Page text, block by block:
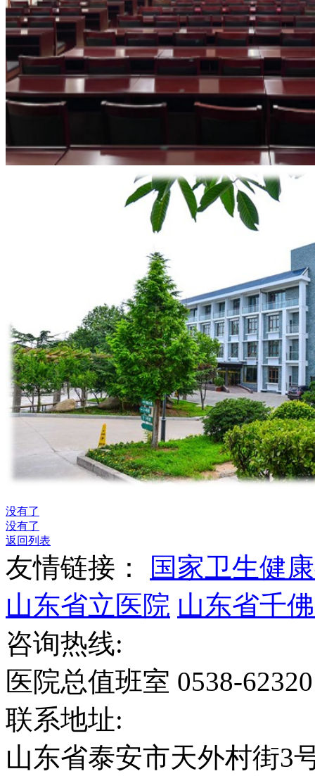
没有了
没有了
返回列表
友情链接：
国家卫生健
山东省立医院 山东省千
咨询热线:
医院总值班室 0538-
联系地址:
山东省泰安市天外村街3